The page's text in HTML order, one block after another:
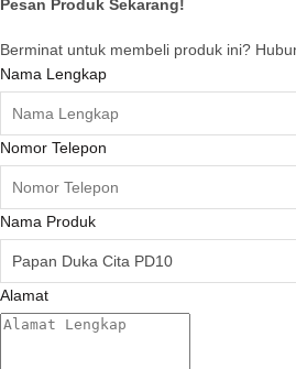
Pesan Produk Sekarang!
Berminat untuk membeli produk ini?
Nama Lengkap
Nomor Telepon
Nama Produk
Alamat